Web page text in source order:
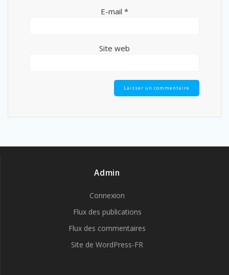
E-mail *
Site web
Admin
Connexion
Flux des publications
Flux des commentaires
Site de WordPress-FR